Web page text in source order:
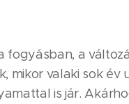
a
mikor valaki sok év
is jár.